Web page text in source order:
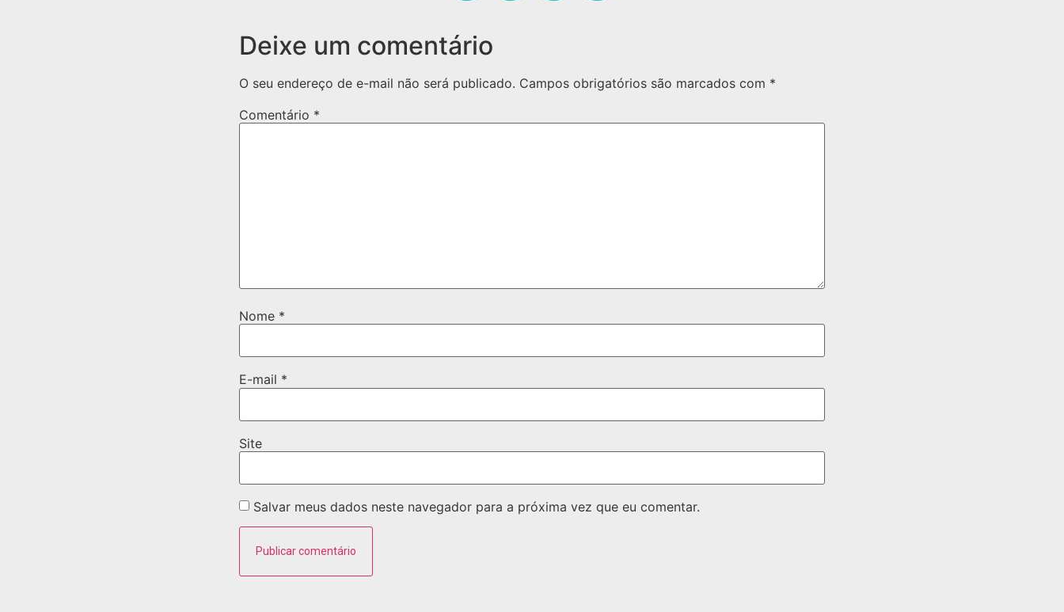
Deixe um comentário
O seu endereço de e-mail não será publicado. Campos obrigatórios são marcados com *
Comentário *
Nome *
E-mail *
Site
Salvar meus dados neste navegador para a próxima vez que eu comentar.